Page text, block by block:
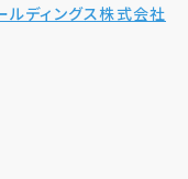
ルディングス株式会社